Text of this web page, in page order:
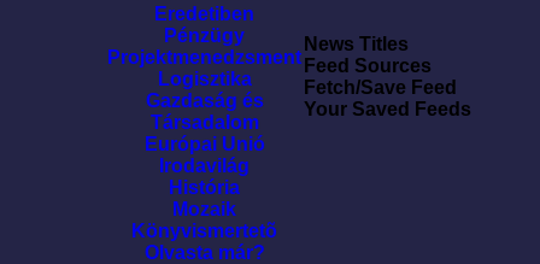
Eredetiben
Pénzügy
Projektmenedzsment
Logisztika
Gazdaság és
Társadalom
Európai Unió
Irodavilág
História
Mozaik
Könyvismertetõ
Olvasta már?
News Titles
Feed Sources
Fetch/Save Feed
Your Saved Feeds